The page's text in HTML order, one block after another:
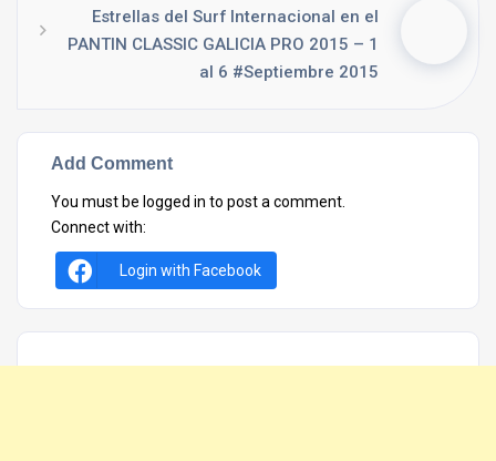
Estrellas del Surf Internacional en el
PANTIN CLASSIC GALICIA PRO 2015 – 1
al 6 #Septiembre 2015
Add Comment
You must be logged in to post a comment.
Connect with:
Login with Facebook